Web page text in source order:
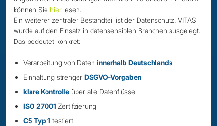
können Sie hier lesen.
Ein weiterer zentraler Bestandteil ist der Datenschutz. VITAS
wurde auf den Einsatz in datensensiblen Branchen ausgelegt.
Das bedeutet konkret:
Verarbeitung von Daten innerhalb Deutschlands
Einhaltung strenger DSGVO-Vorgaben
klare Kontrolle über alle Datenflüsse
ISO 27001 Zertifzierung
C5 Typ 1 testiert